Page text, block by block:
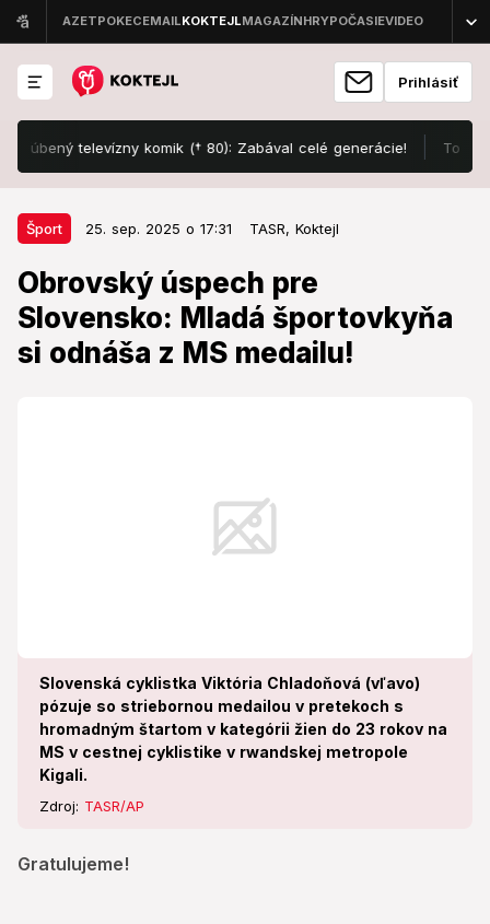
Prihlásiť
televízny komik († 80): Zabával celé generácie! To myslia
Šport 25. sep. 2025 o 17:31 TASR, Koktejl
Obrovský úspech pre
Slovensko: Mladá športovkyňa
si odnáša z MS medailu!
Slovenská cyklistka Viktória Chladoňová (vľavo)
pózuje so striebornou medailou v pretekoch s
hromadným štartom v kategórii žien do 23 rokov na
MS v cestnej cyklistike v rwandskej metropole
Kigali.
Zdroj: TASR/AP
Gratulujeme!
Šport 25. sep. 2025 o 17:31
Obrovský úspech pre Slovensko:
Mladá športovkyňa si odnáša z
MS medailu!